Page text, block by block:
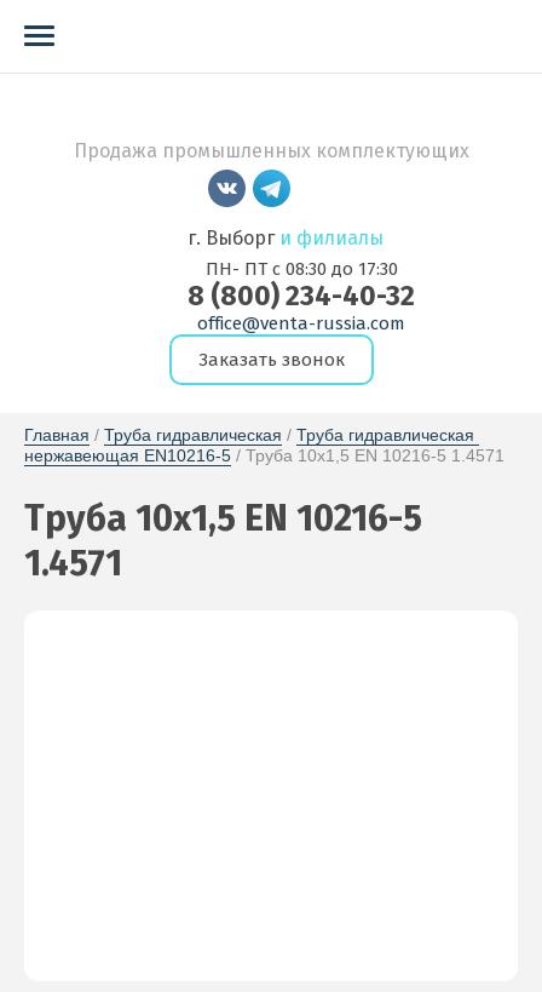
Продажа промышленных комплектующих
г. Выборг и филиалы
ПН- ПТ с 08:30 до 17:30
8 (800) 234-40-32
office@venta-russia.com
Заказать звонок
Главная / Труба гидравлическая / Труба гидравлическая
нержавеющая EN10216-5 / Труба 10x1,5 EN 10216-5 1.4571
Труба 10x1,5 EN 10216-5
1.4571